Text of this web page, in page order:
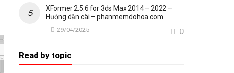
XFormer 2.5.6 for 3ds Max 2014 – 2022 –
Hướng dẫn cài – phanmemdohoa.com
29/04/2025 0
Read by topic